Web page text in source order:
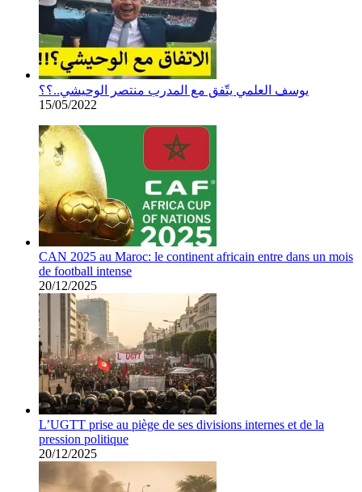
يوسف العلمي يتّفق مع المدرب منتصر الوحيشي..؟؟
15/05/2022
CAN 2025 au Maroc: le continent africain entre dans un mois
de football intense
20/12/2025
L’UGTT prise au piège de ses divisions internes et de la
pression politique
20/12/2025